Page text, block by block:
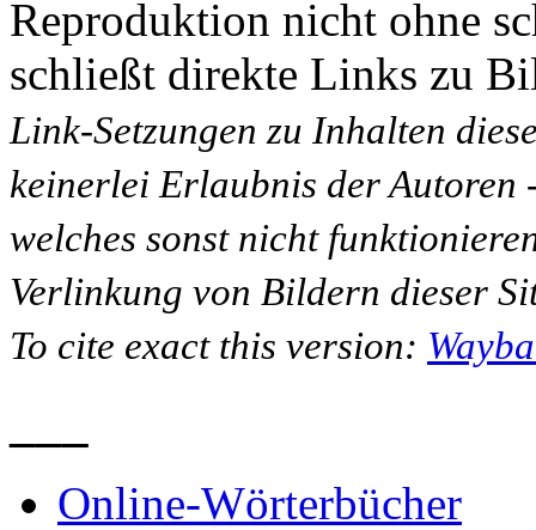
Reproduktion nicht ohne
schließt direkte Links zu
Link-Setzungen zu Inhalten
keinerlei Erlaubnis der Autoren
welches sonst nicht
Verlinkung von Bildern dieser
To cite exact this version:
Online-Wörterbücher